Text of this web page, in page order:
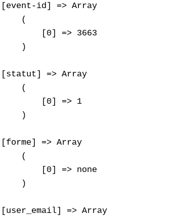
id] => Array
(
[0] => 3663
)
=> Array
(
[0] => 1
)
=> Array
(
[0] => none
)
=> Array